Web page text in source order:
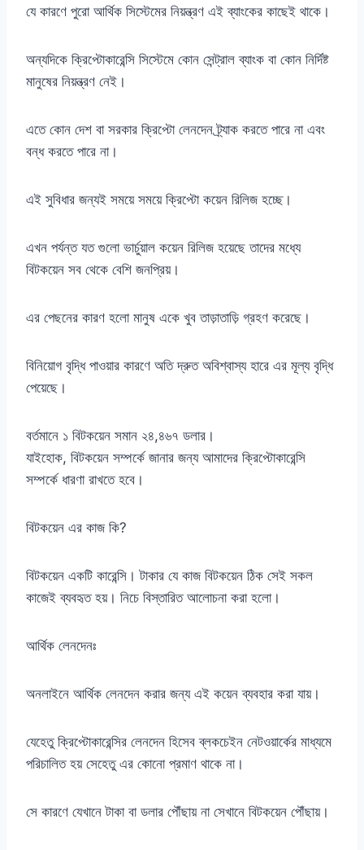
যে কারণে পুরো আর্থিক সিস্টেমের নিয়ন্ত্রণ এই ব্যাংকের কাছেই থাকে।
অন্যদিকে ক্রিপ্টোকারেন্সি সিস্টেমে কোন সেন্ট্রাল ব্যাংক বা কোন নির্দিষ্ট
মানুষের নিয়ন্ত্রণ নেই।
এতে কোন দেশ বা সরকার ক্রিপ্টো লেনদেন ট্র্যাক করতে পারে না এবং
বন্ধ করতে পারে না।
এই সুবিধার জন্যই সময়ে সময়ে ক্রিপ্টো কয়েন রিলিজ হচ্ছে।
এখন পর্যন্ত যত গুলো ভার্চুয়াল কয়েন রিলিজ হয়েছে তাদের মধ্যে
বিটকয়েন সব থেকে বেশি জনপ্রিয়।
এর পেছনের কারণ হলো মানুষ একে খুব তাড়াতাড়ি গ্রহণ করেছে।
বিনিয়োগ বৃদ্ধি পাওয়ার কারণে অতি দ্রুত অবিশ্বাস্য হারে এর মূল্য বৃদ্ধি
পেয়েছে।
বর্তমানে ১ বিটকয়েন সমান ২৪,৪৬৭ ডলার।
যাইহোক, বিটকয়েন সম্পর্কে জানার জন্য আমাদের ক্রিপ্টোকারেন্সি
সম্পর্কে ধারণা রাখতে হবে।
বিটকয়েন এর কাজ কি?
বিটকয়েন একটি কারেন্সি। টাকার যে কাজ বিটকয়েন ঠিক সেই সকল
কাজেই ব্যবহৃত হয়। নিচে বিস্তারিত আলোচনা করা হলো।
আর্থিক লেনদেনঃ
অনলাইনে আর্থিক লেনদেন করার জন্য এই কয়েন ব্যবহার করা যায়।
যেহেতু ক্রিপ্টোকারেন্সির লেনদেন হিসেব ব্লকচেইন নেটওয়ার্কের মাধ্যমে
পরিচালিত হয় সেহেতু এর কোনো প্রমাণ থাকে না।
সে কারণে যেখানে টাকা বা ডলার পৌঁছায় না সেখানে বিটকয়েন পৌঁছায়।